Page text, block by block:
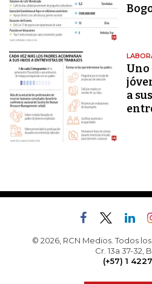
Uno
a
© 2026, RCN Medios. Todos
Cr. 13a 37-32,
(+57) 1